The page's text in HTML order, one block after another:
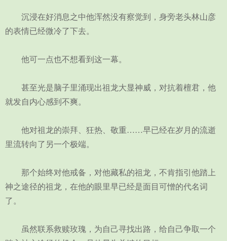
沉浸在好消息之中他浑然没有察觉到，身旁老头林山彦
的表情已经微冷了下去。
他可一点也不想看到这一幕。
甚至光是脑子里涌现出祖龙大显神威，对抗着檀君，他
就发自内心感到不爽。
他对祖龙的崇拜、狂热、敬重……早已经在岁月的流逝
里流转向了另一个极端。
那个始终对他戒备，对他藏私的祖龙，不肯指引他踏上
神之途径的祖龙，在他的眼里早已经是面目可憎的代名词
了。
虽然联系救赎玫瑰，为自己寻找出路，给自己争取一个